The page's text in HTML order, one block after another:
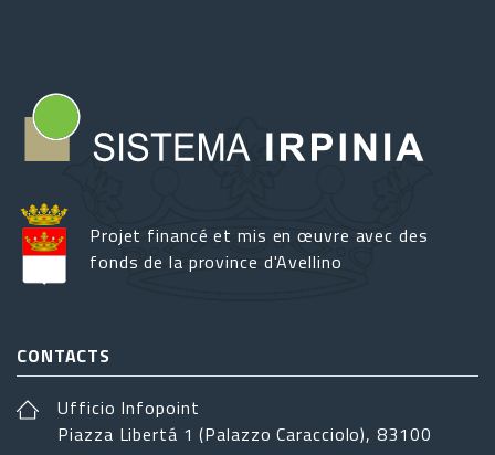
Projet financé et mis en œuvre avec des
fonds de la province d'Avellino
CONTACTS
Ufficio Infopoint
Piazza Libertá 1 (Palazzo Caracciolo), 83100